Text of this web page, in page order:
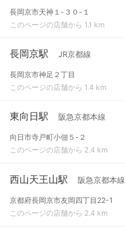
長岡京市天神１-３０-１
このページの店舗から 1.1 km
長岡京駅 JR京都線
長岡京市神足２丁目
このページの店舗から 1.4 km
東向日駅 阪急京都本線
向日市寺戸町小佃５-２
このページの店舗から 2.4 km
西山天王山駅 阪急京都本線
京都府長岡京市友岡四丁目22-1
このページの店舗から 2.4 km